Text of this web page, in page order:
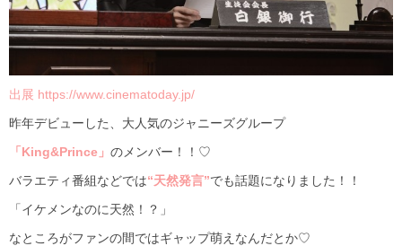
出展 https://www.cinematoday.jp/
昨年デビューした、大人気のジャニーズグループ
「King&Prince」 のメンバー！！♡
バラエティ番組などでは“天然発言”でも話題になりました！！
「イケメンなのに天然！？」
なところがファンの間ではギャップ萌えなんだとか♡